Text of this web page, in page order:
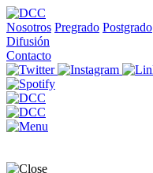
Nosotros Pregrado Postgrado
Difusión
Contacto